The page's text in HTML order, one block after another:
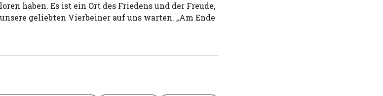
haben. Es ist ein Ort des Friedens und der Freude,
geliebten Vierbeiner auf uns warten. „Am Ende